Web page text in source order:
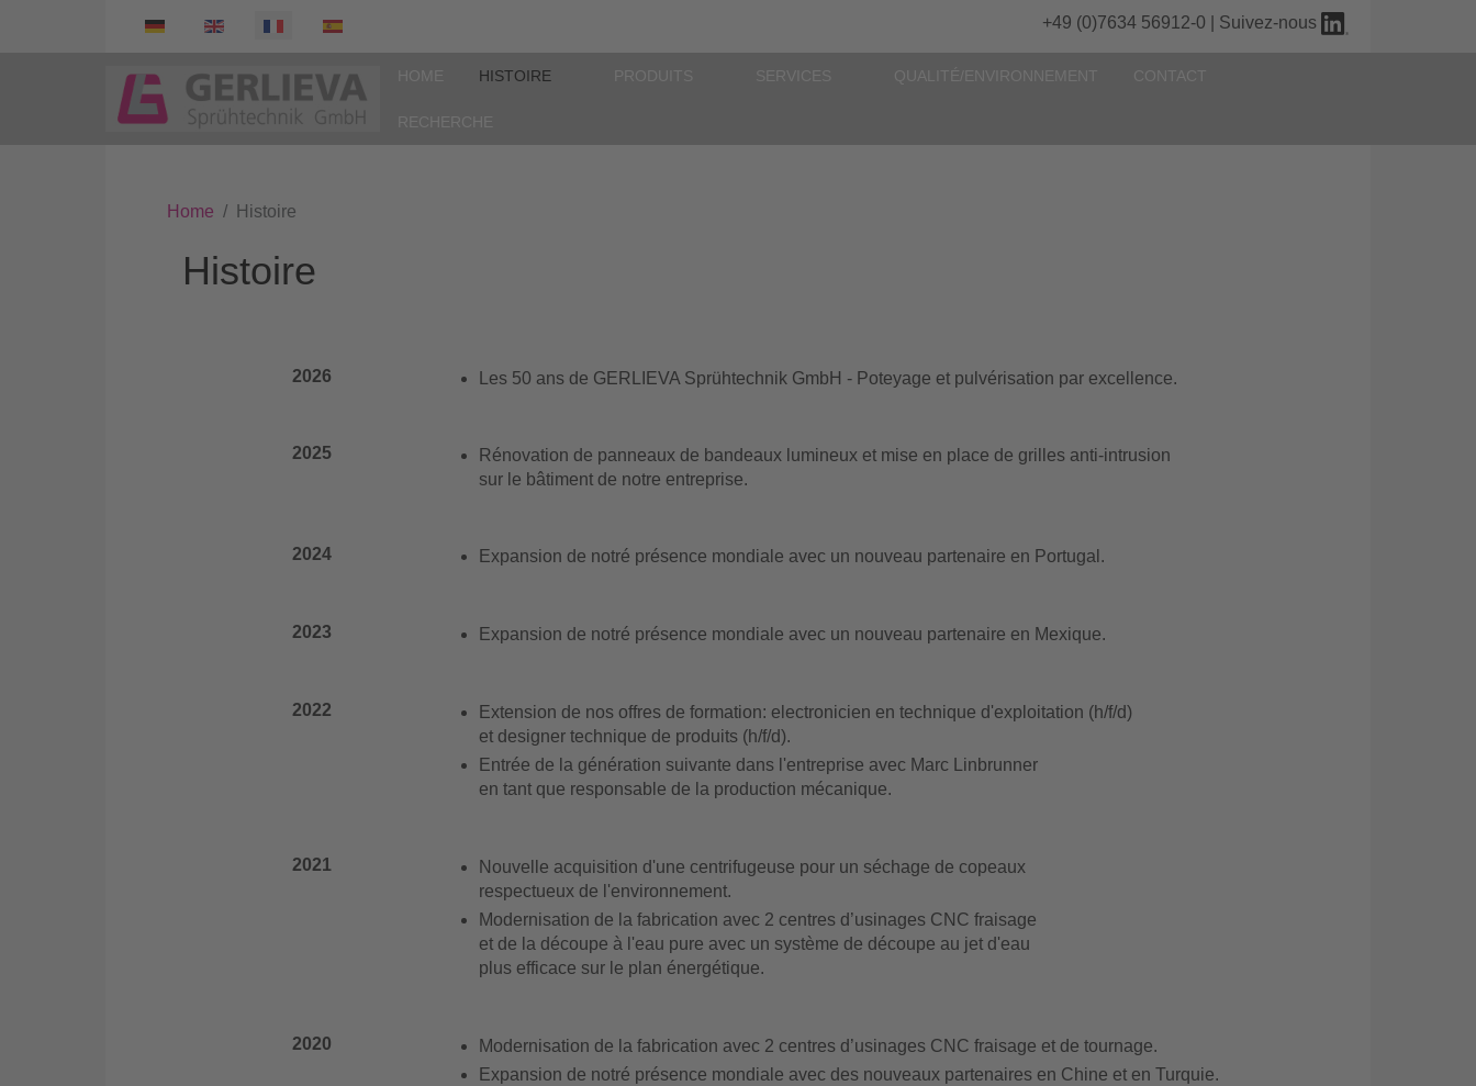
Select your language +49 (0)7634 56912-0 | Suivez-nous
HISTOIRE
Home Histoire
Histoire
2026 Les 50 ans de GERLIEVA Sprühtechnik GmbH - Poteyage et pulvérisation par excellence.
2025
Rénovation de panneaux de bandeaux lumineux et mise en place de grilles anti-intrusion
sur le bâtiment de notre entreprise.
2024 Expansion de notré présence mondiale avec un nouveau partenaire en Portugal.
2023 Expansion de notré présence mondiale avec un nouveau partenaire en Mexique.
2022
Extension de nos offres de formation: electronicien en technique d'exploitation (h/f/d)
et designer technique de produits (h/f/d).
Entrée de la génération suivante dans l'entreprise avec Marc Linbrunner
en tant que responsable de la production mécanique.
2021
Nouvelle acquisition d'une centrifugeuse pour un séchage de copeaux
respectueux de l'environnement.
Modernisation de la fabrication avec 2 centres d’usinages CNC fraisage
et de la découpe à l'eau pure avec un système de découpe au jet d'eau
plus efficace sur le plan énergétique.
2020
Modernisation de la fabrication avec 2 centres d’usinages CNC fraisage et de tournage.
Expansion de notré présence mondiale avec des nouveaux partenaires en Chine et en Turquie.